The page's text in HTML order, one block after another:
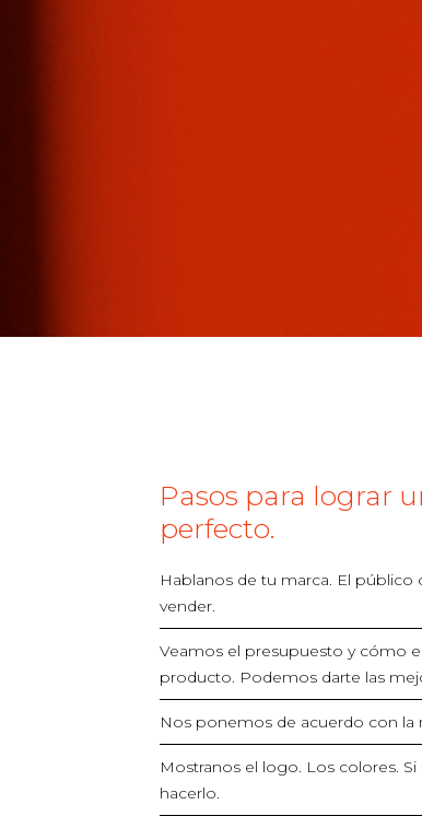
Pasos para lograr
perfecto.
Hablanos de tu marca. El público
vender.
Veamos el presupuesto y cómo
producto. Podemos darte las
Nos ponemos de acuerdo con la
Mostranos el logo. Los colores.
hacerlo.